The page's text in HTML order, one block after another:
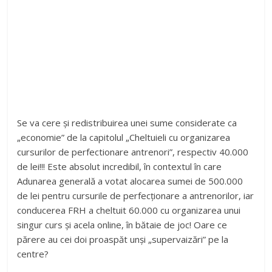
Se va cere și redistribuirea unei sume considerate ca
„economie” de la capitolul „Cheltuieli cu organizarea
cursurilor de perfectionare antrenori”, respectiv 40.000
de lei!!! Este absolut incredibil, în contextul în care
Adunarea generală a votat alocarea sumei de 500.000
de lei pentru cursurile de perfecționare a antrenorilor, iar
conducerea FRH a cheltuit 60.000 cu organizarea unui
singur curs și acela online, în bătaie de joc! Oare ce
părere au cei doi proaspăt unși „supervaizări” pe la
centre?